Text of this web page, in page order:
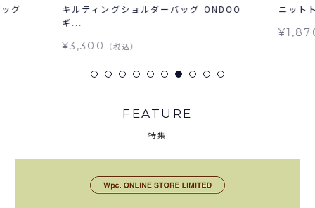
グ
キルティングショルダーバッグ ONDOO
ギ...
¥3,300（税込）
ニット
FEATURE
特集